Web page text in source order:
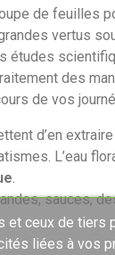
de feuilles
vertus
études
des
de vos
d’en extraire
L’eau
sauces,
ceux de tiers
liées à vos